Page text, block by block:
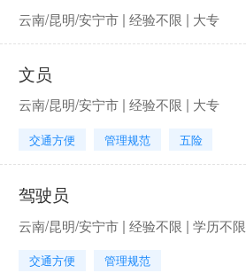
云南/昆明/安宁市 | 经验不限 | 大专
文员
云南/昆明/安宁市 | 经验不限 | 大专
交通方便 管理规范 五险
驾驶员
云南/昆明/安宁市 | 经验不限 | 学历不限
交通方便 管理规范